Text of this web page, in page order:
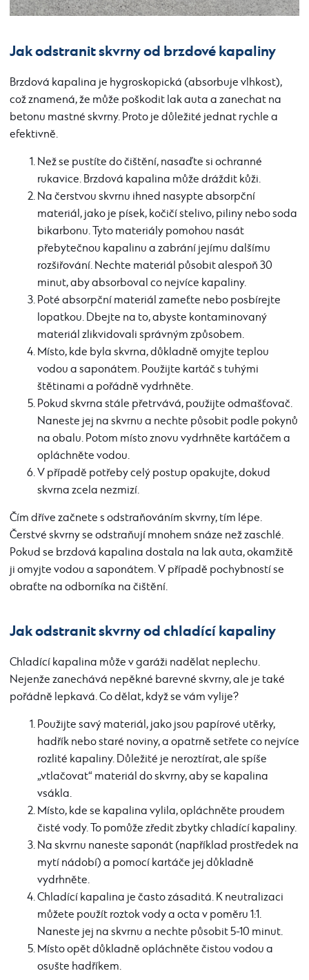
Jak odstranit skvrny od brzdové kapaliny
Brzdová kapalina je hygroskopická (absorbuje vlhkost),
což znamená, že může poškodit lak auta a zanechat na
betonu mastné skvrny. Proto je důležité jednat rychle a
efektivně.
Než se pustíte do čištění, nasaďte si ochranné
rukavice. Brzdová kapalina může dráždit kůži.
Na čerstvou skvrnu ihned nasypte absorpční
materiál, jako je písek, kočičí stelivo, piliny nebo soda
bikarbonu. Tyto materiály pomohou nasát
přebytečnou kapalinu a zabrání jejímu dalšímu
rozšiřování. Nechte materiál působit alespoň 30
minut, aby absorboval co nejvíce kapaliny.
Poté absorpční materiál zameťte nebo posbírejte
lopatkou. Dbejte na to, abyste kontaminovaný
materiál zlikvidovali správným způsobem.
Místo, kde byla skvrna, důkladně omyjte teplou
vodou a saponátem. Použijte kartáč s tuhými
štětinami a pořádně vydrhněte.
Pokud skvrna stále přetrvává, použijte odmašťovač.
Naneste jej na skvrnu a nechte působit podle pokynů
na obalu. Potom místo znovu vydrhněte kartáčem a
opláchněte vodou.
V případě potřeby celý postup opakujte, dokud
skvrna zcela nezmizí.
Čím dříve začnete s odstraňováním skvrny, tím lépe.
Čerstvé skvrny se odstraňují mnohem snáze než zaschlé.
Pokud se brzdová kapalina dostala na lak auta, okamžitě
ji omyjte vodou a saponátem. V případě pochybností se
obraťte na odborníka na čištění.
Jak odstranit skvrny od chladící kapaliny
Chladící kapalina může v garáži nadělat neplechu.
Nejenže zanechává nepěkné barevné skvrny, ale je také
pořádně lepkavá. Co dělat, když se vám vylije?
Použijte savý materiál, jako jsou papírové utěrky,
hadřík nebo staré noviny, a opatrně setřete co nejvíce
rozlité kapaliny. Důležité je neroztírat, ale spíše
„vtlačovat“ materiál do skvrny, aby se kapalina
vsákla.
Místo, kde se kapalina vylila, opláchněte proudem
čisté vody. To pomůže zředit zbytky chladící kapaliny.
Na skvrnu naneste saponát (například prostředek na
mytí nádobí) a pomocí kartáče jej důkladně
vydrhněte.
Chladící kapalina je často zásaditá. K neutralizaci
můžete použít roztok vody a octa v poměru 1:1.
Naneste jej na skvrnu a nechte působit 5-10 minut.
Místo opět důkladně opláchněte čistou vodou a
osušte hadříkem.